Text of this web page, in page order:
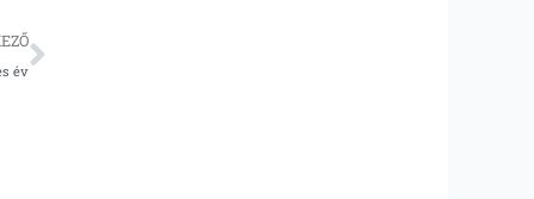
év
Következő